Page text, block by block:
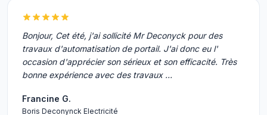
Bonjour, Cet été, j'ai sollicité Mr Deconyck pour des
travaux d'automatisation de portail. J'ai donc eu l'
occasion d'apprécier son sérieux et son efficacité. Très
bonne expérience avec des travaux …
Francine G.
Boris Deconynck Electricité